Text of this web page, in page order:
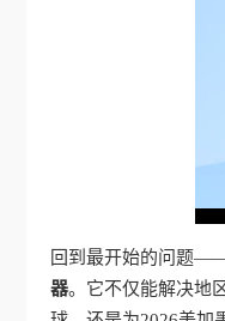
回到最开始的问题
器。它不仅能解决地